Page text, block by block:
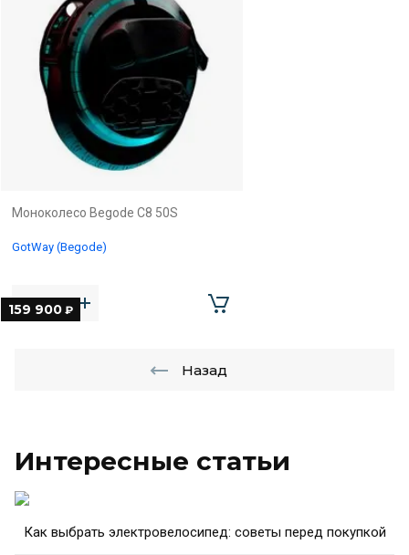
Моноколесо Begode C8 50S
GotWay (Begode)
159 900 ₽
Назад
Интересные статьи
Как выбрать электровелосипед: советы перед покупкой